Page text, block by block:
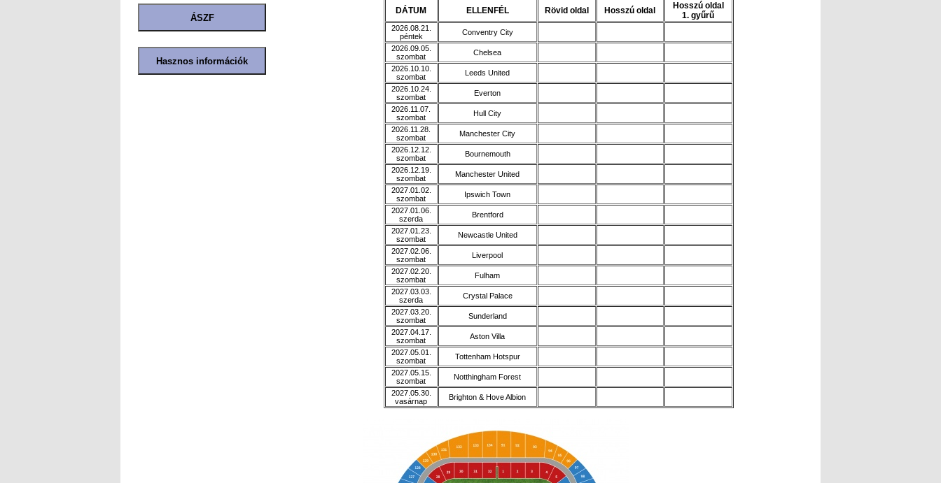
DÁTUM ELLENFÉL Rövid oldal Hosszú oldal
Hosszú oldal
1. gyűrű
2026.08.21.
péntek
Conventry City
2026.09.05.
szombat
Chelsea
2026.10.10.
szombat
Leeds United
2026.10.24.
szombat
Everton
2026.11.07.
szombat
Hull City
2026.11.28.
szombat
Manchester City
2026.12.12.
szombat
Bournemouth
2026.12.19.
szombat
Manchester United
2027.01.02.
szombat
Ipswich Town
2027.01.06.
szerda
Brentford
2027.01.23.
szombat
Newcastle United
2027.02.06.
szombat
Liverpool
2027.02.20.
szombat
Fulham
2027.03.03.
szerda
Crystal Palace
2027.03.20.
szombat
Sunderland
2027.04.17.
szombat
Aston Villa
2027.05.01.
szombat
Tottenham Hotspur
2027.05.15.
szombat
Notthingham Forest
2027.05.30.
vasárnap
Brighton & Hove Albion